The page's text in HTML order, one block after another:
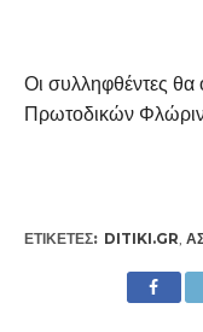
Οι συλληφθέντες θα
Πρωτοδικών
ΕΤΙΚΕΤΕΣ: DITIKI.GR,